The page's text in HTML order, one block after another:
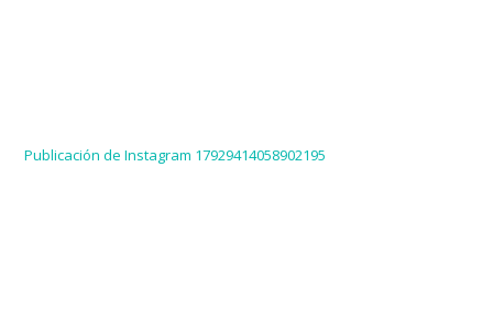
Publicación de Instagram 17929414058902195